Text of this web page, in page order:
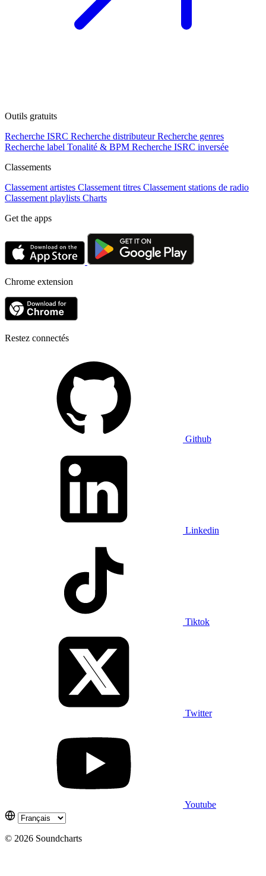
Outils gratuits
Recherche ISRC Recherche distributeur Recherche genres
Recherche label Tonalité & BPM Recherche ISRC inversée
Classements
Classement artistes Classement titres Classement stations de radio
Classement playlists Charts
Get the apps
Chrome extension
Restez connectés
Github
Linkedin
Tiktok
Twitter
Youtube
© 2026 Soundcharts